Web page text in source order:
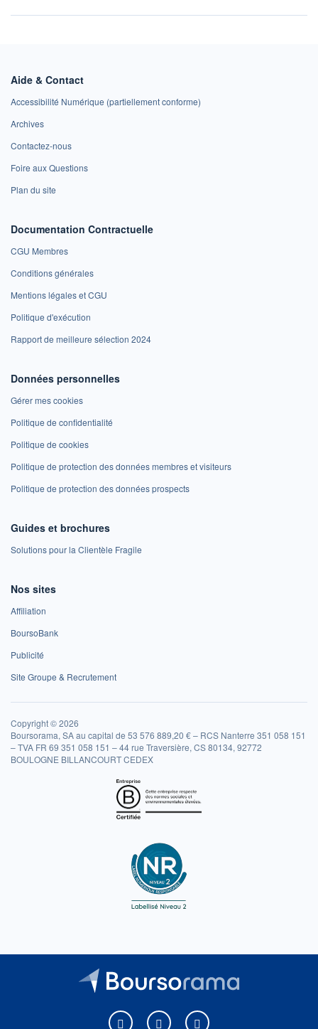
Aide & Contact
Accessibilité Numérique (partiellement conforme)
Archives
Contactez-nous
Foire aux Questions
Plan du site
Documentation Contractuelle
CGU Membres
Conditions générales
Mentions légales et CGU
Politique d'exécution
Rapport de meilleure sélection 2024
Données personnelles
Gérer mes cookies
Politique de confidentialité
Politique de cookies
Politique de protection des données membres et visiteurs
Politique de protection des données prospects
Guides et brochures
Solutions pour la Clientèle Fragile
Nos sites
Affiliation
BoursoBank
Publicité
Site Groupe & Recrutement
Copyright © 2026
Boursorama, SA au capital de 53 576 889,20 € – RCS Nanterre 351 058 151
– TVA FR 69 351 058 151 – 44 rue Traversière, CS 80134, 92772
BOULOGNE BILLANCOURT CEDEX
Boursorama sur Facebook
Boursorama sur XBoursorama sur